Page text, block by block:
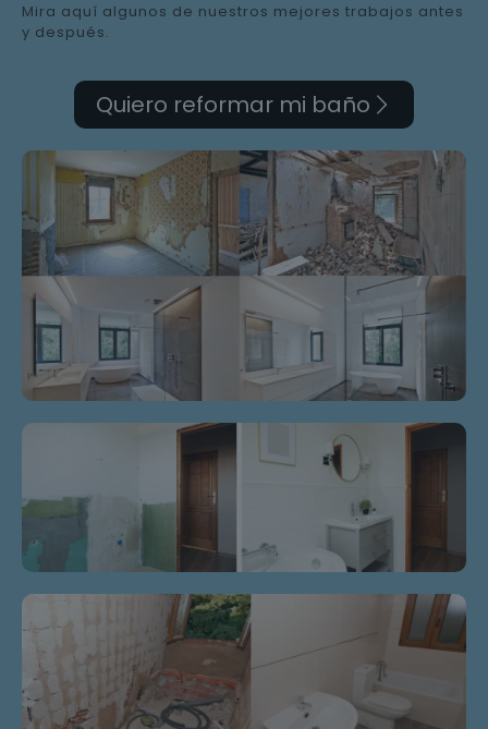
Mira aquí algunos de nuestros mejores trabajos antes
y después.
Quiero reformar mi baño